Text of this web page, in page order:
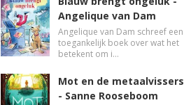
Angelique van Dam
Angelique van Dam schreef een
toegankelijk boek over wat het
betekent om i…
Mot en de metaalvissers
- Sanne Rooseboom